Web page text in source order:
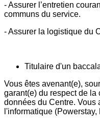
- Assurer l’entretien
communs du service.
- Assurer la logistique du
Titulaire d'un
Vous êtes avenant(e),
garant(e) du respect de
données du Centre. Vous
l'informatique (Powerstay,